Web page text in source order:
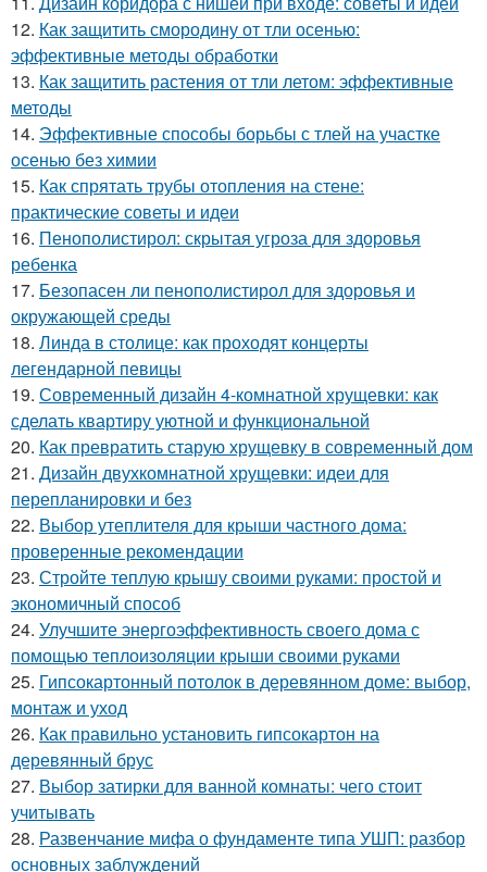
12. Как защитить смородину от тли осенью:
эффективные методы обработки
13. Как защитить растения от тли летом: эффективные
методы
14. Эффективные способы борьбы с тлей на участке
осенью без химии
15. Как спрятать трубы отопления на стене:
практические советы и идеи
16. Пенополистирол: скрытая угроза для здоровья
ребенка
17. Безопасен ли пенополистирол для здоровья и
окружающей среды
18. Линда в столице: как проходят концерты
легендарной певицы
19. Современный дизайн 4-комнатной хрущевки: как
сделать квартиру уютной и функциональной
20. Как превратить старую хрущевку в современный дом
21. Дизайн двухкомнатной хрущевки: идеи для
перепланировки и без
22. Выбор утеплителя для крыши частного дома:
проверенные рекомендации
23. Стройте теплую крышу своими руками: простой и
экономичный способ
24. Улучшите энергоэффективность своего дома с
помощью теплоизоляции крыши своими руками
25. Гипсокартонный потолок в деревянном доме: выбор,
монтаж и уход
26. Как правильно установить гипсокартон на
деревянный брус
27. Выбор затирки для ванной комнаты: чего стоит
учитывать
28. Развенчание мифа о фундаменте типа УШП: разбор
основных заблуждений